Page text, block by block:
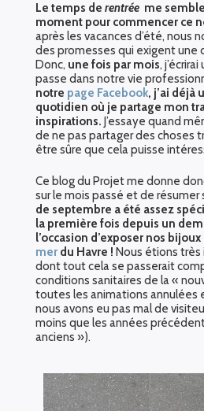
Le temps de rentréeme
moment pour commencer ce
après les vacances d’été, nous
des promesses qui exigent une
Donc, une fois par mois,
passe dans notre vie
notre page Facebook, j’ai déjà
quotidien où je partage mon
inspirations. J’essaye quand
de ne pas partager des choses
être sûre que cela puisse
Ce blog du Projet me donne
sur le mois passé et de résumer
de septembre a été assez
la première fois depuis un
l’occasion d’exposer nos
merdu Havre ! Nous étions
dont tout cela se passerait
conditions sanitaires de la «
toutes les animations annulées
nous avons eu pas mal de
moins que les années
anciens »).